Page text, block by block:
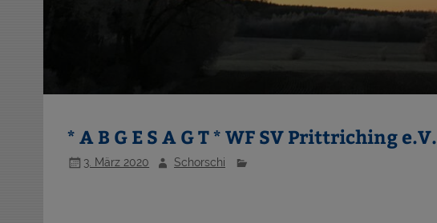
* A B G E S A G T * WF SV Prittriching e.V.
3. März 2020 Schorschi